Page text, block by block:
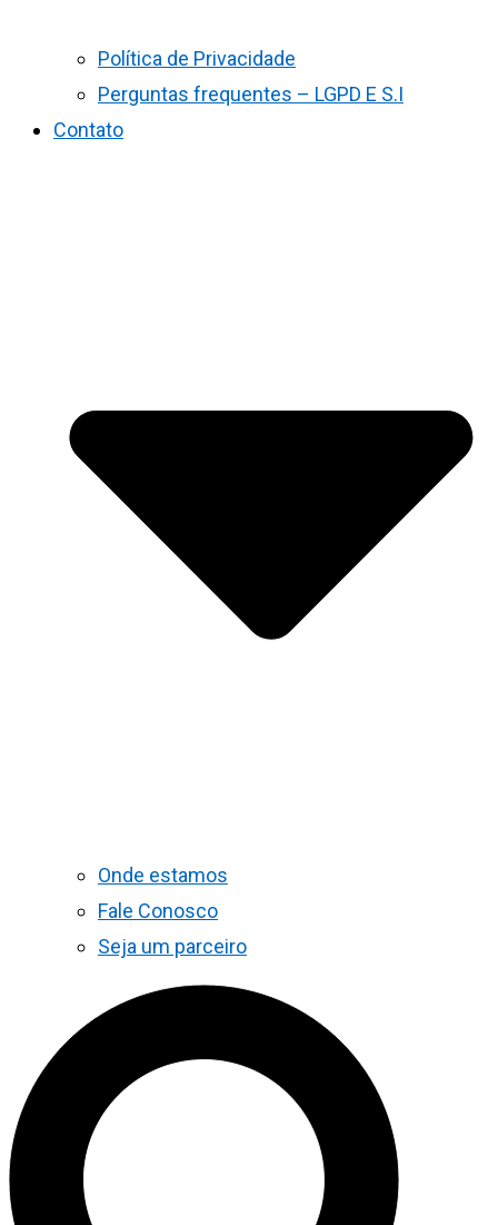
Política de Privacidade
Perguntas frequentes – LGPD E S.I
Contato
Onde estamos
Fale Conosco
Seja um parceiro